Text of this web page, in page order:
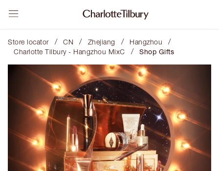
Store locator / CN / Zhejiang / Hangzhou /
Charlotte Tilbury - Hangzhou MixC / Shop Gifts